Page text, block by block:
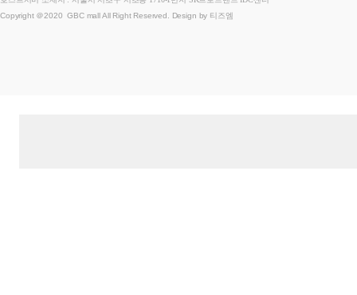
Copyright ＠2020 GBC mall All Right Reserved. Design by 티즈엠